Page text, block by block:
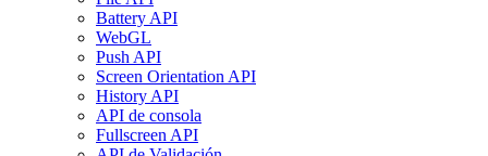
Battery API
WebGL
Push API
Screen Orientation API
History API
API de consola
Fullscreen API